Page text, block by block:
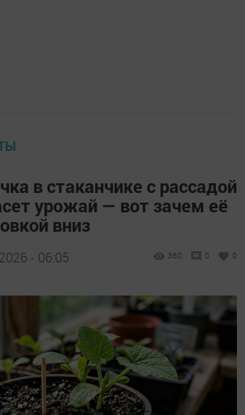
в стаканчике с рассадой
урожай — вот зачем её
вниз
- 06:05 360 0 0